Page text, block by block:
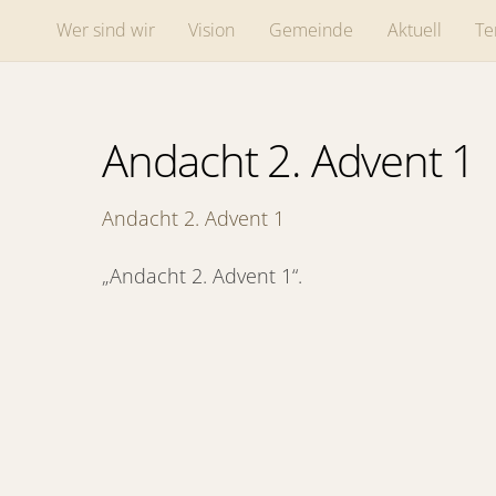
Wer sind wir Vision Gemeinde Aktuell
Andacht 2. Advent 1
Andacht 2. Advent 1
„Andacht 2. Advent 1“.